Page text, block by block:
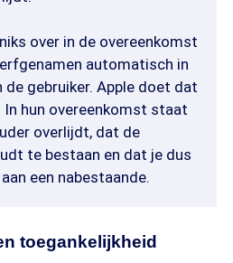
over in de overeenkomst
automatisch in
gebruiker. Apple doet dat
In hun overeenkomst staat
overlijdt, dat de
te bestaan en dat je dus
een nabestaande.
toegankelijkheid